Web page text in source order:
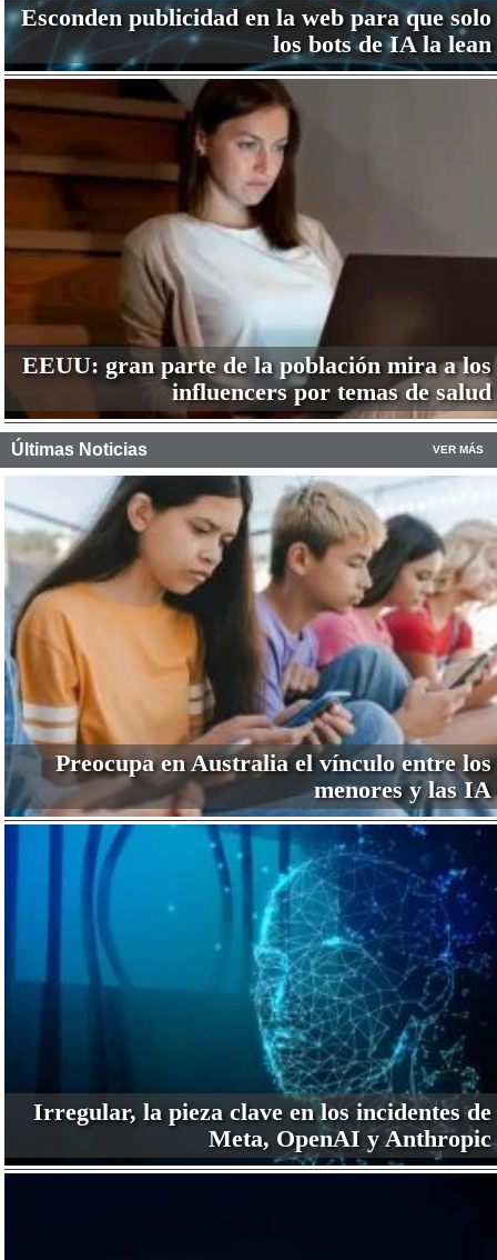
Esconden publicidad en la web para que solo
los bots de IA la lean
EEUU: gran parte de la población mira a los
influencers por temas de salud
Últimas Noticias VER MÁS
Preocupa en Australia el vínculo entre los
menores y las IA
Irregular, la pieza clave en los incidentes de
Meta, OpenAI y Anthropic